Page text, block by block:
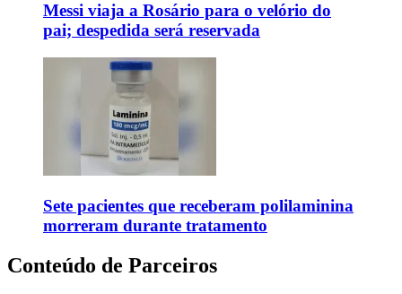
Messi viaja a Rosário para o velório do
pai; despedida será reservada
Sete pacientes que receberam polilaminina
morreram durante tratamento
Conteúdo de Parceiros